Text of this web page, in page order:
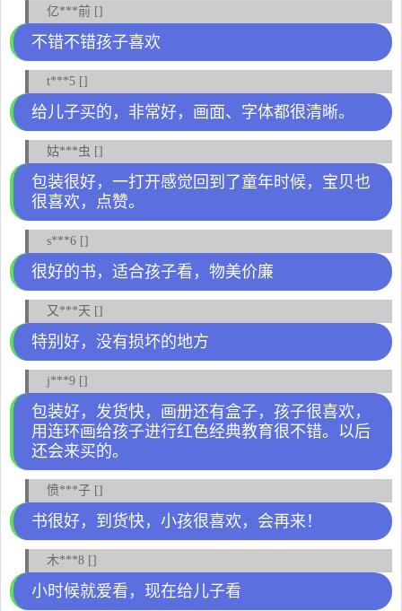
亿***前 []
不错不错孩子喜欢
t***5 []
给儿子买的，非常好，画面、字体都很清晰。
姑***虫 []
包装很好，一打开感觉回到了童年时候，宝贝也
很喜欢，点赞。
s***6 []
很好的书，适合孩子看，物美价廉
又***天 []
特别好，没有损坏的地方
j***9 []
包装好，发货快，画册还有盒子，孩子很喜欢，
用连环画给孩子进行红色经典教育很不错。以后
还会来买的。
愤***子 []
书很好，到货快，小孩很喜欢，会再来！
木***8 []
小时候就爱看，现在给儿子看